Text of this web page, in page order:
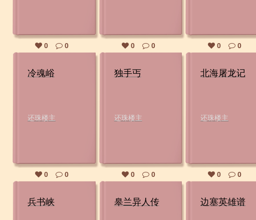
0 0 0 0 0 0
冷魂峪
还珠楼主
0 0
独手丐
还珠楼主
0 0
北海屠龙记
还珠楼主
0 0
兵书峡 皋兰异人传 边塞英雄谱